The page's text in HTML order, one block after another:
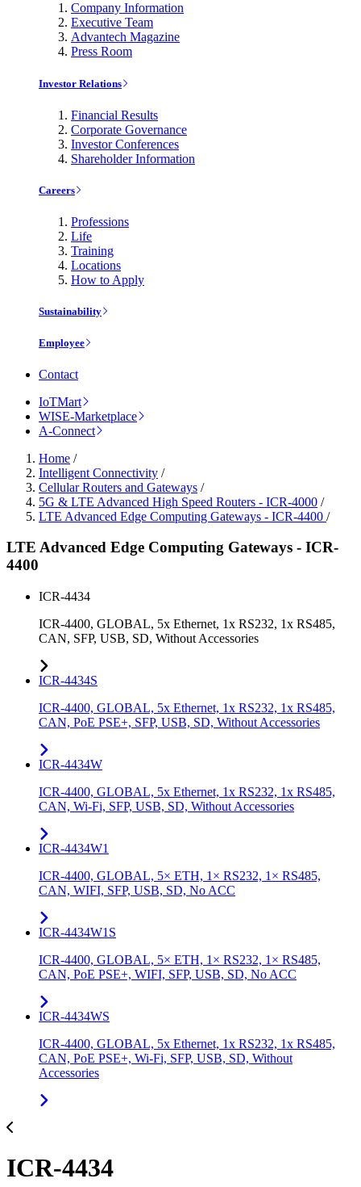
Company Information
Executive Team
Advantech Magazine
Press Room
Investor Relations
Financial Results
Corporate Governance
Investor Conferences
Shareholder Information
Careers
Professions
Life
Training
Locations
How to Apply
Sustainability
Employee
Contact
IoTMart
WISE-Marketplace
A-Connect
Home /
Intelligent Connectivity /
Cellular Routers and Gateways /
5G & LTE Advanced High Speed Routers - ICR-4000 /
LTE Advanced Edge Computing Gateways - ICR-4400 /
LTE Advanced Edge Computing Gateways - ICR-
4400
ICR-4434
ICR-4400, GLOBAL, 5x Ethernet, 1x RS232, 1x RS485,
CAN, SFP, USB, SD, Without Accessories
ICR-4434S
ICR-4400, GLOBAL, 5x Ethernet, 1x RS232, 1x RS485,
CAN, PoE PSE+, SFP, USB, SD, Without Accessories
ICR-4434W
ICR-4400, GLOBAL, 5x Ethernet, 1x RS232, 1x RS485,
CAN, Wi-Fi, SFP, USB, SD, Without Accessories
ICR-4434W1
ICR-4400, GLOBAL, 5× ETH, 1× RS232, 1× RS485,
CAN, WIFI, SFP, USB, SD, No ACC
ICR-4434W1S
ICR-4400, GLOBAL, 5× ETH, 1× RS232, 1× RS485,
CAN, PoE PSE+, WIFI, SFP, USB, SD, No ACC
ICR-4434WS
ICR-4400, GLOBAL, 5x Ethernet, 1x RS232, 1x RS485,
CAN, PoE PSE+, Wi-Fi, SFP, USB, SD, Without
Accessories
ICR-4434